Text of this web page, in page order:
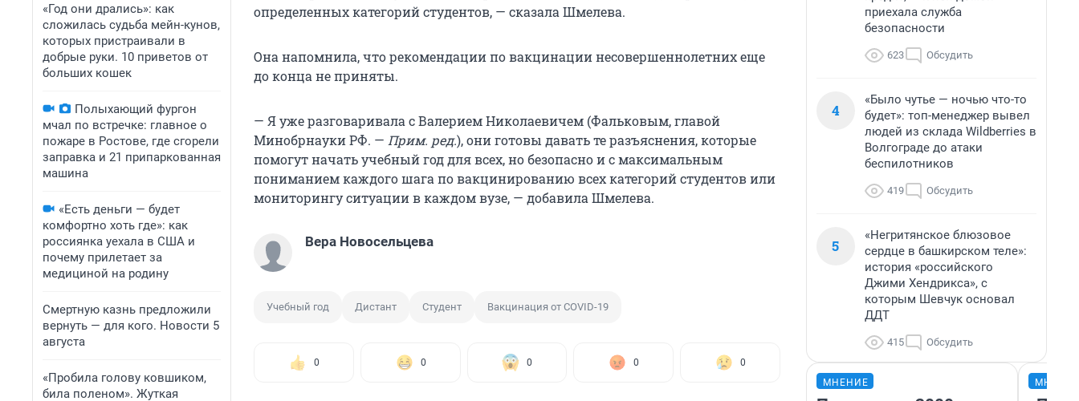
«Год они дрались»: как
сложилась судьба мейн-кунов,
которых пристраивали в
добрые руки. 10 приветов от
больших кошек
Полыхающий фургон
мчал по встречке: главное о
пожаре в Ростове, где сгорели
заправка и 21 припаркованная
машина
«Есть деньги — будет
комфортно хоть где»: как
россиянка уехала в США и
почему прилетает за
медициной на родину
Смертную казнь предложили
вернуть — для кого. Новости 5
августа
«Пробила голову ковшиком,
била поленом». Жуткая
определенных категорий студентов, — сказала Шмелева.
Она напомнила, что рекомендации по вакцинации несовершеннолетних еще
до конца не приняты.
— Я уже разговаривала с Валерием Николаевичем (Фальковым, главой
Минобрнауки РФ. — Прим. ред.), они готовы давать те разъяснения, которые
помогут начать учебный год для всех, но безопасно и с максимальным
пониманием каждого шага по вакцинированию всех категорий студентов или
мониторингу ситуации в каждом вузе, — добавила Шмелева.
Вера Новосельцева
Учебный год Дистант Студент Вакцинация от COVID-19
0 0 0 0 0
приехала служба
безопасности
623 Обсудить
4
«Было чутье — ночью что-то
будет»: топ-менеджер вывел
людей из склада Wildberries в
Волгограде до атаки
беспилотников
419 Обсудить
5
«Негритянское блюзовое
сердце в башкирском теле»:
история «российского
Джими Хендрикса», с
которым Шевчук основал
ДДТ
415 Обсудить
МНЕНИЕ